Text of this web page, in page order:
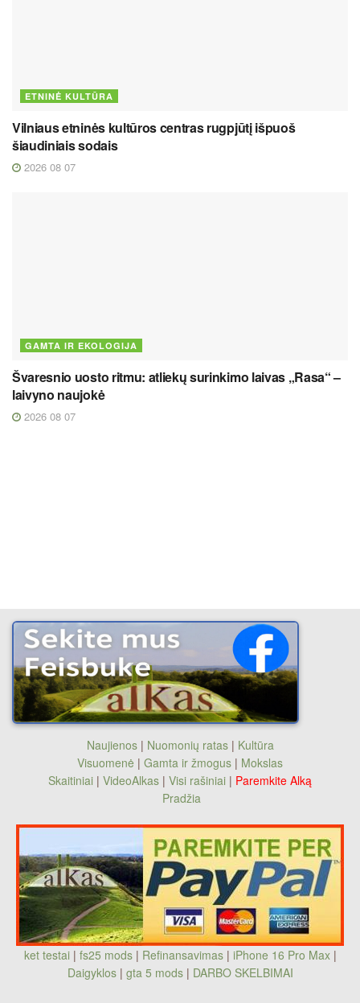
ETNINĖ KULTŪRA
Vilniaus etninės kultūros centras rugpjūtį išpuoš
šiaudiniais sodais
2026 08 07
GAMTA IR EKOLOGIJA
Švaresnio uosto ritmu: atliekų surinkimo laivas „Rasa“ –
laivyno naujokė
2026 08 07
Naujienos| Nuomonių ratas| Kultūra
Visuomenė | Gamta ir žmogus | Mokslas
Skaitiniai | VideoAlkas | Visi rašiniai | Paremkite Alką
Pradžia
ket testai | fs25 mods| Refinansavimas| iPhone 16 Pro Max|
Daigyklos| gta 5 mods | DARBO SKELBIMAI